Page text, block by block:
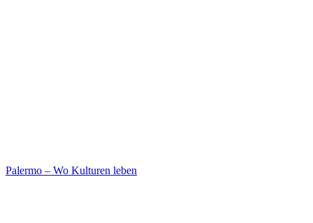
Palermo – Wo Kulturen leben